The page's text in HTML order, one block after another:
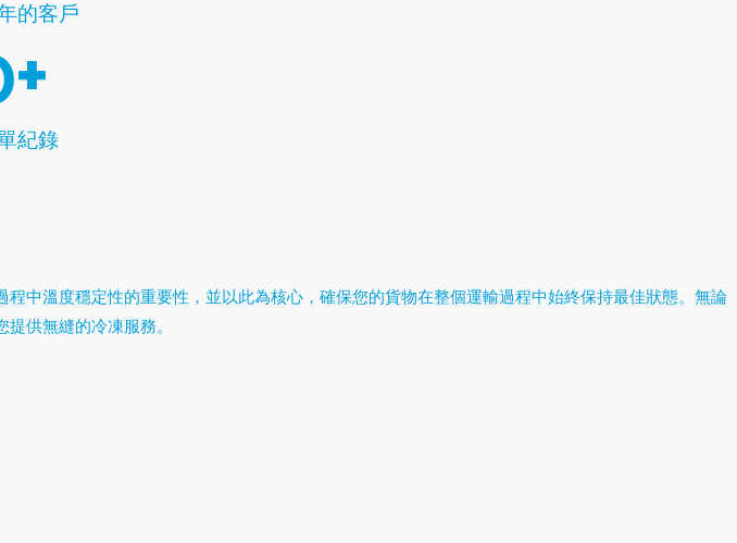
的客戶
紀錄
+
中溫度穩定性的重要性，並以此為核心，確保您的貨物在整個運輸過程中始終保持最佳狀態。無論
供無縫的冷凍服務。